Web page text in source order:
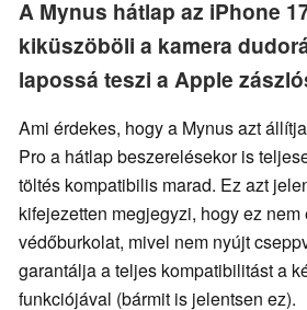
A Mynus hátlap az iPhone
kiküszöböli a kamera
lapossá teszi a Apple
Ami érdekes, hogy a Mynus azt
Pro a hátlap beszerelésekor is
töltés kompatibilis marad. Ez azt
kifejezetten megjegyzi, hogy ez
védőburkolat, mivel nem nyújt
garantálja a teljes kompatibilitást a
funkciójával (bármit is jelentsen ez).